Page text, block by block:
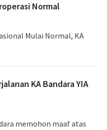
Normal
Mulai Normal, KA
KA Bandara YIA
memohon maaf atas